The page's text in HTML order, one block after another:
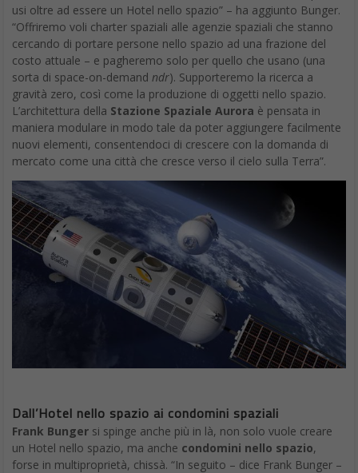
usi oltre ad essere un Hotel nello spazio” – ha aggiunto Bunger.
“Offriremo voli charter spaziali alle agenzie spaziali che stanno
cercando di portare persone nello spazio ad una frazione del
costo attuale – e pagheremo solo per quello che usano (una
sorta di space-on-demand ndr). Supporteremo la ricerca a
gravità zero, così come la produzione di oggetti nello spazio.
L’architettura della Stazione Spaziale Aurora è pensata in
maniera modulare in modo tale da poter aggiungere facilmente
nuovi elementi, consentendoci di crescere con la domanda di
mercato come una città che cresce verso il cielo sulla Terra”.
Dall’Hotel nello spazio ai condomini spaziali
Frank Bunger si spinge anche più in là, non solo vuole creare
un Hotel nello spazio, ma anche condomini nello spazio,
forse in multiproprietà, chissà. “In seguito – dice Frank Bunger –